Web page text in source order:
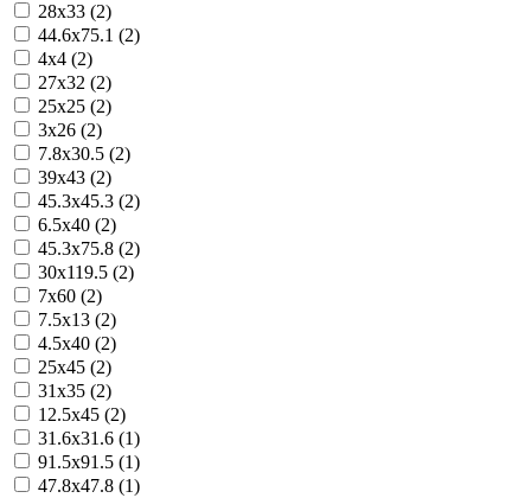
28x33 (2)
44.6x75.1 (2)
4x4 (2)
27x32 (2)
25x25 (2)
3x26 (2)
7.8x30.5 (2)
39x43 (2)
45.3x45.3 (2)
6.5x40 (2)
45.3x75.8 (2)
30x119.5 (2)
7x60 (2)
7.5x13 (2)
4.5x40 (2)
25x45 (2)
31x35 (2)
12.5x45 (2)
31.6x31.6 (1)
91.5x91.5 (1)
47.8x47.8 (1)